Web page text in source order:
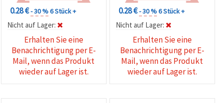
0.28 €- 30 %6 Stück +
Nicht auf Lager:
Erhalten Sie eine
Benachrichtigung per E-
Mail, wenn das Produkt
wieder auf Lager ist.
0.28 €- 30 %6 Stück +
Nicht auf Lager:
Erhalten Sie eine
Benachrichtigung per E-
Mail, wenn das Produkt
wieder auf Lager ist.